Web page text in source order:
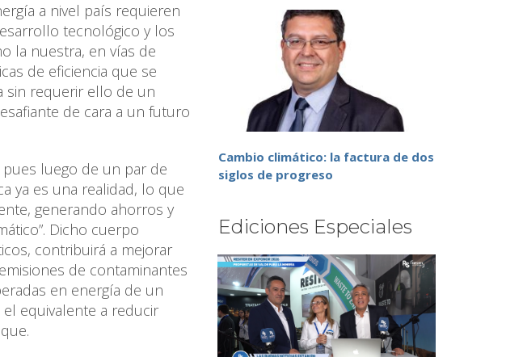
a nivel país requieren
tecnológico y los
la nuestra, en vías de
de eficiencia que se
sin requerir ello de un
de cara a un futuro
pues luego de un par de
ya es una realidad, lo que
generando ahorros y
Dicho cuerpo
contribuirá a mejorar
de contaminantes
en energía de un
equivalente a reducir
Cambio climático: la factura de dos
siglos de progreso
Ediciones Especiales